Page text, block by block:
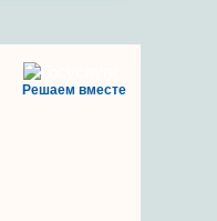
Решаем вместе